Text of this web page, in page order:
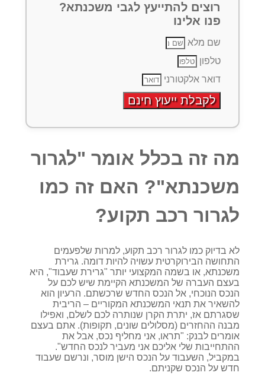
רוצים להתייעץ לגבי משכנתא?
פנו אלינו
שם מלא
טלפון
דואר אלקטורני
לקבלת ייעוץ חינם
מה זה בכלל אומר "לגרור
משכנתא"? האם זה כמו
לגרור רכב תקוע?
לא בדיוק כמו לגרור רכב תקוע, למרות שלפעמים
התחושה הבירוקרטית עשויה להיות דומה. גרירת
משכנתא, או בשמה המקצועי יותר "גרירת שעבוד", היא
בעצם העברה של המשכנתא הקיימת שיש לכם על
הנכס הנוכחי, אל הנכס החדש שרכשתם. הרעיון הוא
להשאיר את תנאי המשכנתא המקוריים – הריבית
שסגרתם אז, יתרת הקרן שנותרה לכם לשלם, ואפילו
מבנה ההחזרים (מסלולים שונים, תקופות). אתם בעצם
אומרים לבנק: "תראו, אני מחליף נכס, אבל את
ההתחייבות שלי אליכם אני מעביר לנכס החדש".
במקביל, השעבוד על הנכס הישן מוסר, ונרשם שעבוד
חדש על הנכס שקניתם.